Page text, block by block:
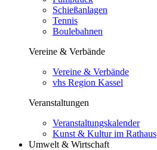
Schießanlagen
Tennis
Boulebahnen
Vereine & Verbände
Vereine & Verbände
vhs Region Kassel
Veranstaltungen
Veranstaltungskalender
Kunst & Kultur im Rathaus
Umwelt & Wirtschaft